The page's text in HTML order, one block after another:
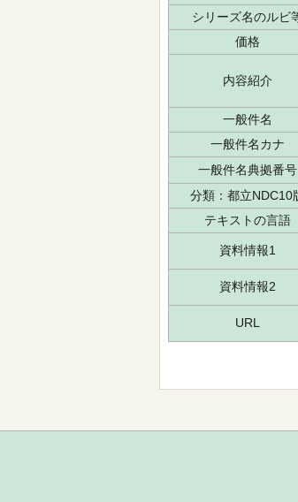
シリーズ名のルビ
価格
内容紹介
一般件名
一般件名カナ
一般件名典拠番号
分類：都立NDC10
テキストの言語
資料情報1
資料情報2
URL